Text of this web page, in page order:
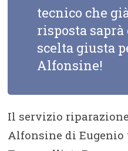
tecnico che
risposta
scelta giusta
Alfonsine!
Il servizio
Alfonsine di